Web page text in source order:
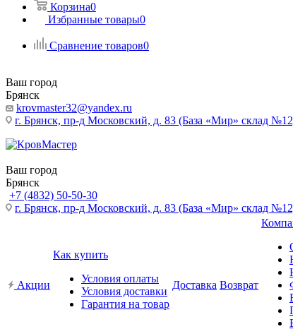
Корзина0
Избранные товары0
Сравнение товаров0
Ваш город
Брянск
krovmaster32@yandex.ru
г. Брянск, пр-д Московский, д. 83 (База «Мир» склад
Ваш город
Брянск
+7 (4832) 50-50-30
г. Брянск, пр-д Московский, д. 83 (База «Мир» склад
Акции
Как купить
Условия оплаты
Условия доставки
Гарантия на товар
Доставка Возврат